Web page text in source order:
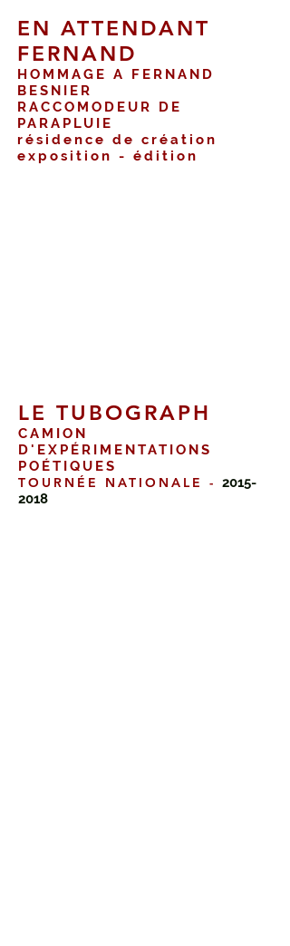
EN ATTENDANT
FERNAND
HOMMAGE A FERNAND
BESNIER
RACCOMODEUR DE
PARAPLUIE
résidence de création
exposition - édition
LE TUBOGRAPH
CAMION
D'EXPÉRIMENTATIONS
POÉTIQUES
TOURNÉE NATIONALE - 2015-
2018